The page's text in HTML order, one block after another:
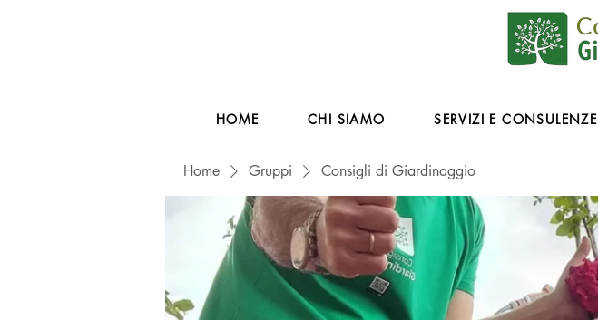
HOME CHI SIAMO SERVIZI E CONSULENZE
Home Gruppi Consigli di Giardinaggio